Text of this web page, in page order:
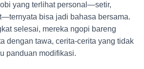
yang terlihat personal—setir,
bisa jadi bahasa bersama.
selesai, mereka ngopi bareng
dengan tawa, cerita-cerita yang tidak
panduan modifikasi.